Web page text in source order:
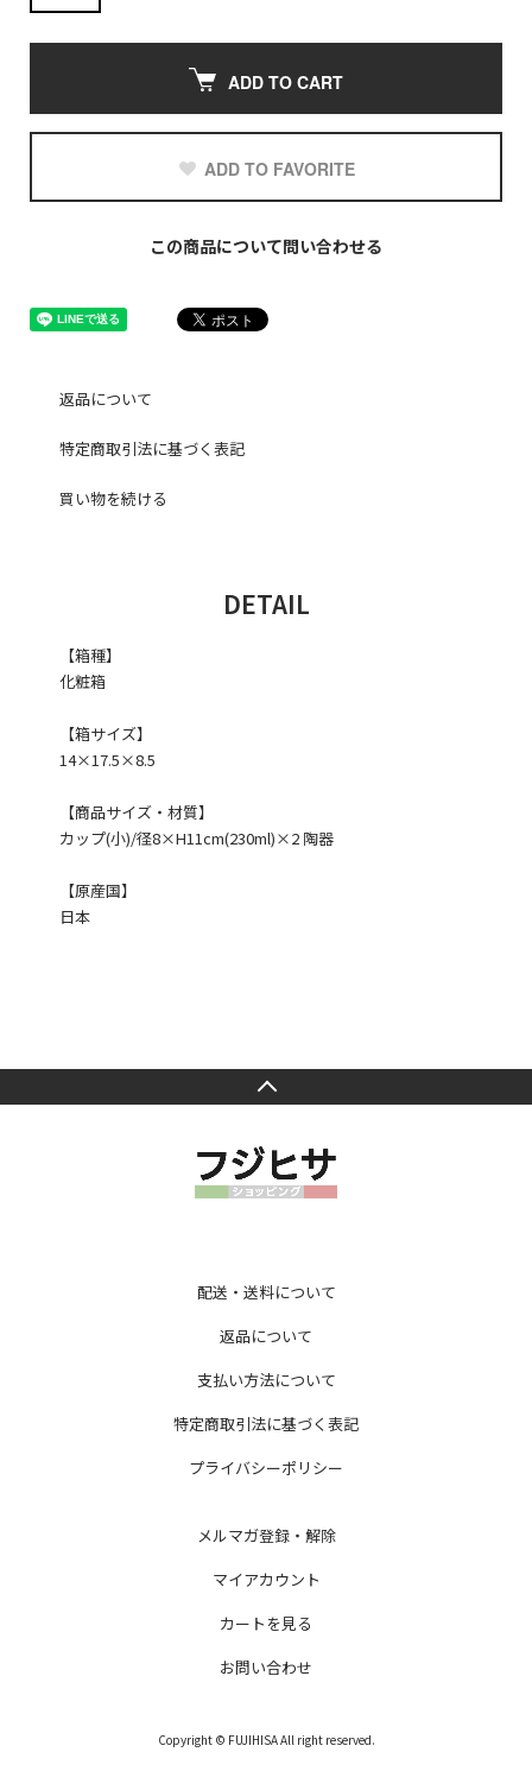
ADD TO CART
ADD TO FAVORITE
この商品について問い合わせる
返品について
特定商取引法に基づく表記
買い物を続ける
DETAIL
【箱種】
化粧箱
【箱サイズ】
14×17.5×8.5
【商品サイズ・材質】
カップ(小)/径8×H11cm(230ml)×2 陶器
【原産国】
日本
配送・送料について
返品について
支払い方法について
特定商取引法に基づく表記
プライバシーポリシー
メルマガ登録・解除
マイアカウント
カートを見る
お問い合わせ
Copyright © FUJIHISA All right reserved.